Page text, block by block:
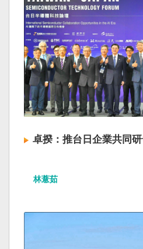
卓揆：推台日企業共同
林薏茹